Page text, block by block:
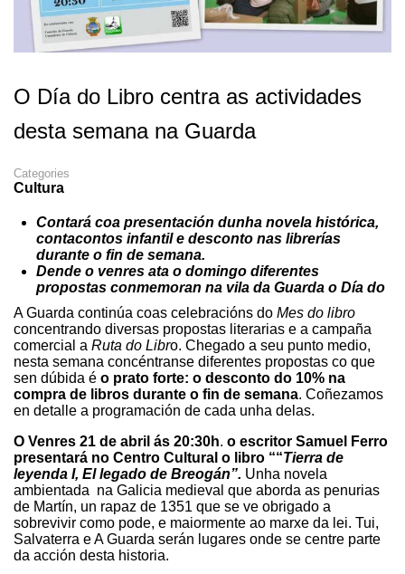
O Día do Libro centra as actividades
desta semana na Guarda
Categories
Cultura
Contará coa presentación dunha novela histórica,
contacontos infantil e desconto nas librerías
durante o fin de semana.
Dende o venres ata o domingo diferentes
propostas conmemoran na vila da Guarda o Día do
A Guarda continúa coas celebracións do Mes do libro
concentrando diversas propostas literarias e a campaña
comercial a Ruta do Libro. Chegado a seu punto medio,
nesta semana concéntranse diferentes propostas co que
sen dúbida é o prato forte: o desconto do 10% na
compra de libros durante o fin de semana. Coñezamos
en detalle a programación de cada unha delas.
O Venres 21 de abril ás 20:30h. o escritor Samuel Ferro
presentará no Centro Cultural o libro ““Tierra de
leyenda I, El legado de Breogán”. Unha novela
ambientada na Galicia medieval que aborda as penurias
de Martín, un rapaz de 1351 que se ve obrigado a
sobrevivir como pode, e maiormente ao marxe da lei. Tui,
Salvaterra e A Guarda serán lugares onde se centre parte
da acción desta historia.